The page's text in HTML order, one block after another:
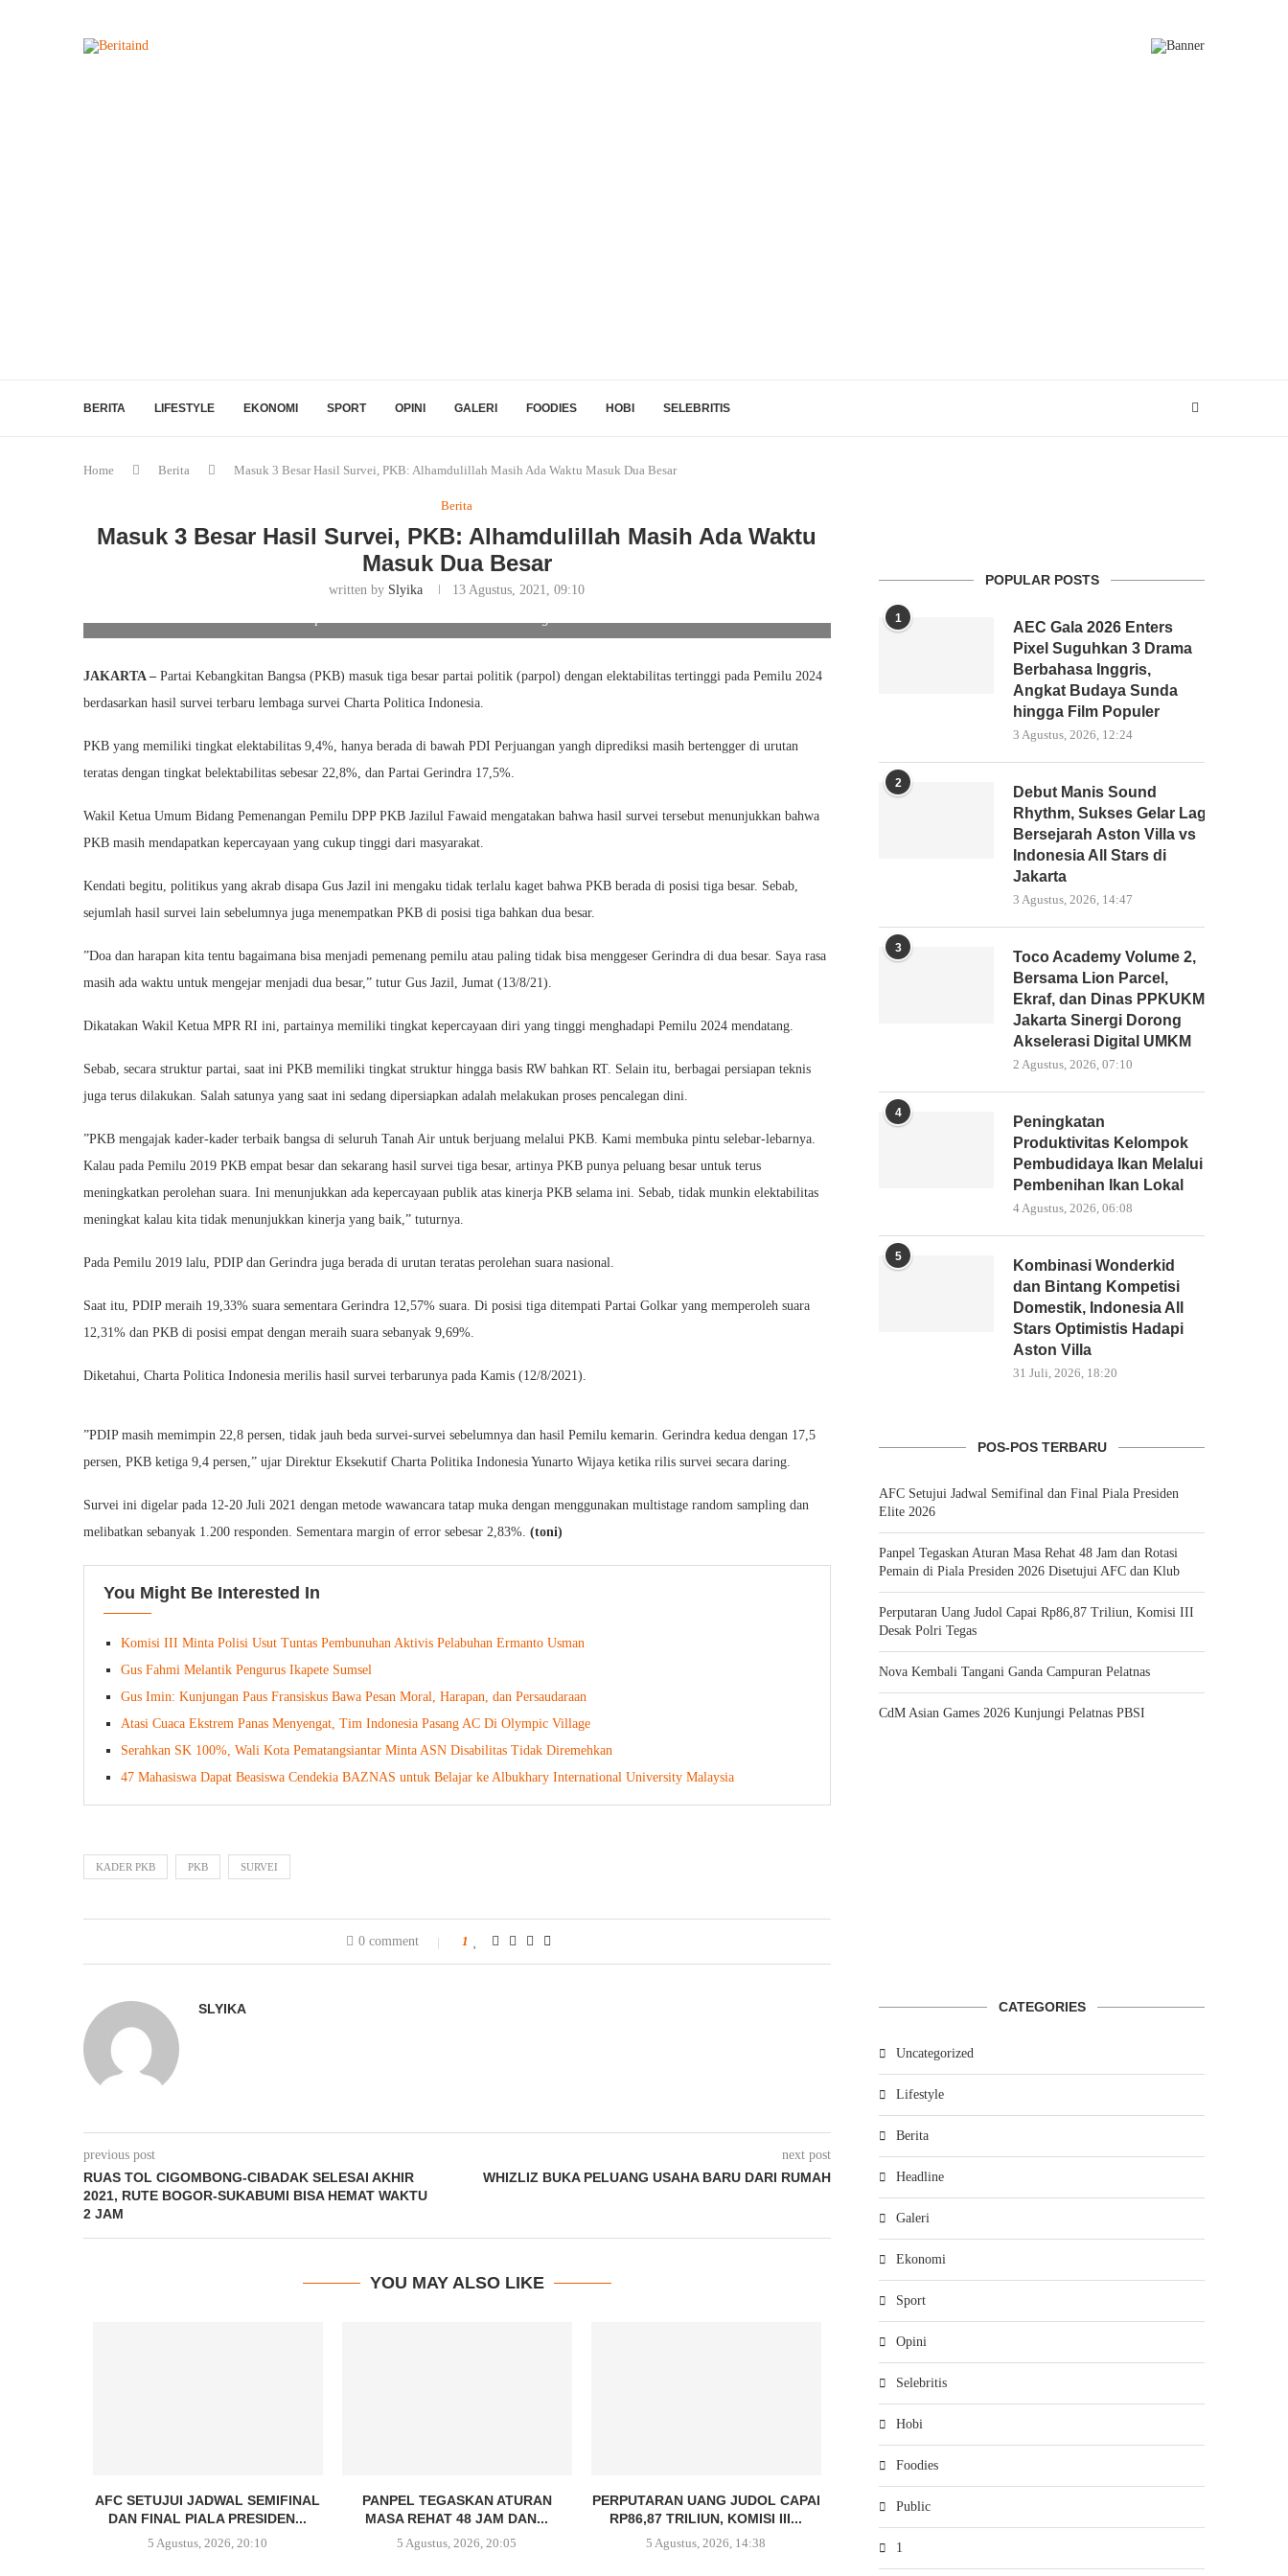
BERITA LIFESTYLE EKONOMI SPORT OPINI GALERI FOODIES HOBI SELEBRITIS
Home Berita Masuk 3 Besar Hasil Survei, PKB: Alhamdulillah Masih Ada Waktu Masuk Dua Besar
Berita
Masuk 3 Besar Hasil Survei, PKB: Alhamdulillah Masih Ada Waktu
Masuk Dua Besar
written by Slyika
13 Agustus, 2021, 09:10
JAKARTA – Partai Kebangkitan Bangsa (PKB) masuk tiga besar partai politik (parpol) dengan elektabilitas tertinggi pada Pemilu 2024
berdasarkan hasil survei terbaru lembaga survei Charta Politica Indonesia.
PKB yang memiliki tingkat elektabilitas 9,4%, hanya berada di bawah PDI Perjuangan yangh diprediksi masih bertengger di urutan
teratas dengan tingkat belektabilitas sebesar 22,8%, dan Partai Gerindra 17,5%.
Wakil Ketua Umum Bidang Pemenangan Pemilu DPP PKB Jazilul Fawaid mengatakan bahwa hasil survei tersebut menunjukkan bahwa
PKB masih mendapatkan kepercayaan yang cukup tinggi dari masyarakat.
Kendati begitu, politikus yang akrab disapa Gus Jazil ini mengaku tidak terlalu kaget bahwa PKB berada di posisi tiga besar. Sebab,
sejumlah hasil survei lain sebelumnya juga menempatkan PKB di posisi tiga bahkan dua besar.
”Doa dan harapan kita tentu bagaimana bisa menjadi pemenang pemilu atau paling tidak bisa menggeser Gerindra di dua besar. Saya rasa
masih ada waktu untuk mengejar menjadi dua besar,” tutur Gus Jazil, Jumat (13/8/21).
Dikatakan Wakil Ketua MPR RI ini, partainya memiliki tingkat kepercayaan diri yang tinggi menghadapi Pemilu 2024 mendatang.
Sebab, secara struktur partai, saat ini PKB memiliki tingkat struktur hingga basis RW bahkan RT. Selain itu, berbagai persiapan teknis
juga terus dilakukan. Salah satunya yang saat ini sedang dipersiapkan adalah melakukan proses pencalegan dini.
”PKB mengajak kader-kader terbaik bangsa di seluruh Tanah Air untuk berjuang melalui PKB. Kami membuka pintu selebar-lebarnya.
Kalau pada Pemilu 2019 PKB empat besar dan sekarang hasil survei tiga besar, artinya PKB punya peluang besar untuk terus
meningkatkan perolehan suara. Ini menunjukkan ada kepercayaan publik atas kinerja PKB selama ini. Sebab, tidak munkin elektabilitas
meningkat kalau kita tidak menunjukkan kinerja yang baik,” tuturnya.
Pada Pemilu 2019 lalu, PDIP dan Gerindra juga berada di urutan teratas perolehan suara nasional.
Saat itu, PDIP meraih 19,33% suara sementara Gerindra 12,57% suara. Di posisi tiga ditempati Partai Golkar yang memperoleh suara
12,31% dan PKB di posisi empat dengan meraih suara sebanyak 9,69%.
Diketahui, Charta Politica Indonesia merilis hasil survei terbarunya pada Kamis (12/8/2021).
”PDIP masih memimpin 22,8 persen, tidak jauh beda survei-survei sebelumnya dan hasil Pemilu kemarin. Gerindra kedua dengan 17,5
persen, PKB ketiga 9,4 persen,” ujar Direktur Eksekutif Charta Politika Indonesia Yunarto Wijaya ketika rilis survei secara daring.
Survei ini digelar pada 12-20 Juli 2021 dengan metode wawancara tatap muka dengan menggunakan multistage random sampling dan
melibatkan sebanyak 1.200 responden. Sementara margin of error sebesar 2,83%. (toni)
You Might Be Interested In
Komisi III Minta Polisi Usut Tuntas Pembunuhan Aktivis Pelabuhan Ermanto Usman
Gus Fahmi Melantik Pengurus Ikapete Sumsel
Gus Imin: Kunjungan Paus Fransiskus Bawa Pesan Moral, Harapan, dan Persaudaraan
Atasi Cuaca Ekstrem Panas Menyengat, Tim Indonesia Pasang AC Di Olympic Village
Serahkan SK 100%, Wali Kota Pematangsiantar Minta ASN Disabilitas Tidak Diremehkan
47 Mahasiswa Dapat Beasiswa Cendekia BAZNAS untuk Belajar ke Albukhary International University Malaysia
KADER PKB PKB SURVEI
0 comment 1
SLYIKA
previous post
RUAS TOL CIGOMBONG-CIBADAK SELESAI AKHIR
2021, RUTE BOGOR-SUKABUMI BISA HEMAT WAKTU
2 JAM
next post
WHIZLIZ BUKA PELUANG USAHA BARU DARI RUMAH
YOU MAY ALSO LIKE
AFC SETUJUI JADWAL SEMIFINAL
DAN FINAL PIALA PRESIDEN...
5 Agustus, 2026, 20:10
PANPEL TEGASKAN ATURAN
MASA REHAT 48 JAM DAN...
5 Agustus, 2026, 20:05
PERPUTARAN UANG JUDOL CAPAI
RP86,87 TRILIUN, KOMISI III...
5 Agustus, 2026, 14:38
POPULAR POSTS
1
AEC Gala 2026 Enters
Pixel Suguhkan 3 Drama
Berbahasa Inggris,
Angkat Budaya Sunda
hingga Film Populer
3 Agustus, 2026, 12:24
2
Debut Manis Sound
Rhythm, Sukses Gelar Laga
Bersejarah Aston Villa vs
Indonesia All Stars di
Jakarta
3 Agustus, 2026, 14:47
3
Toco Academy Volume 2,
Bersama Lion Parcel,
Ekraf, dan Dinas PPKUKM
Jakarta Sinergi Dorong
Akselerasi Digital UMKM
2 Agustus, 2026, 07:10
4
Peningkatan
Produktivitas Kelompok
Pembudidaya Ikan Melalui
Pembenihan Ikan Lokal
4 Agustus, 2026, 06:08
5
Kombinasi Wonderkid
dan Bintang Kompetisi
Domestik, Indonesia All
Stars Optimistis Hadapi
Aston Villa
31 Juli, 2026, 18:20
POS-POS TERBARU
AFC Setujui Jadwal Semifinal dan Final Piala Presiden
Elite 2026
Panpel Tegaskan Aturan Masa Rehat 48 Jam dan Rotasi
Pemain di Piala Presiden 2026 Disetujui AFC dan Klub
Perputaran Uang Judol Capai Rp86,87 Triliun, Komisi III
Desak Polri Tegas
Nova Kembali Tangani Ganda Campuran Pelatnas
CdM Asian Games 2026 Kunjungi Pelatnas PBSI
CATEGORIES
Uncategorized
Lifestyle
Berita
Headline
Galeri
Ekonomi
Sport
Opini
Selebritis
Hobi
Foodies
Public
1